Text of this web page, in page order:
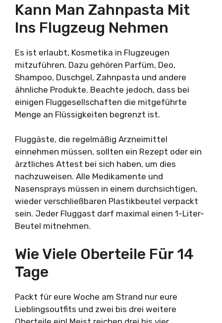
Kann Man Zahnpasta Mit
Ins Flugzeug Nehmen
Es ist erlaubt, Kosmetika in Flugzeugen
mitzuführen. Dazu gehören Parfüm, Deo,
Shampoo, Duschgel, Zahnpasta und andere
ähnliche Produkte. Beachte jedoch, dass bei
einigen Fluggesellschaften die mitgeführte
Menge an Flüssigkeiten begrenzt ist.
Fluggäste, die regelmäßig Arzneimittel
einnehmen müssen, sollten ein Rezept oder ein
ärztliches Attest bei sich haben, um dies
nachzuweisen. Alle Medikamente und
Nasensprays müssen in einem durchsichtigen,
wieder verschließbaren Plastikbeutel verpackt
sein. Jeder Fluggast darf maximal einen 1-Liter-
Beutel mitnehmen.
Wie Viele Oberteile Für 14
Tage
Packt für eure Woche am Strand nur eure
Lieblingsoutfits und zwei bis drei weitere